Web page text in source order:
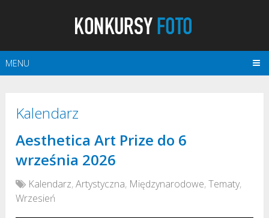
MENU
Kalendarz
Aesthetica Art Prize do 6
września 2026
Kalendarz,Artystyczna, Międzynarodowe,Tematy,
Wrzesień